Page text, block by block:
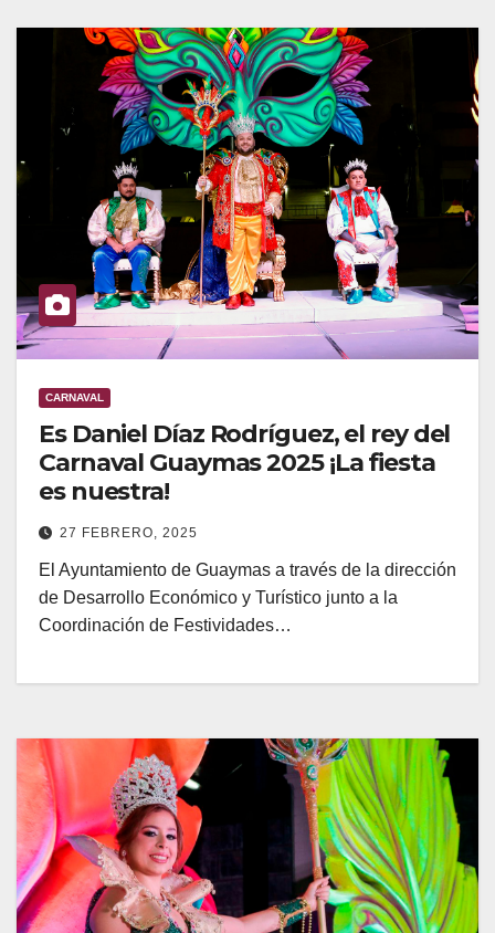
CARNAVAL
Es Daniel Díaz Rodríguez, el rey del
Carnaval Guaymas 2025 ¡La fiesta
es nuestra!
27 FEBRERO, 2025
El Ayuntamiento de Guaymas a través de la dirección
de Desarrollo Económico y Turístico junto a la
Coordinación de Festividades…